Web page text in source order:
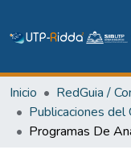
Inicio